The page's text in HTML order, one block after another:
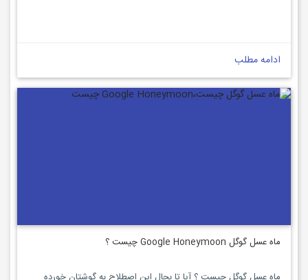
ادامه مطلب
ماه عسل گوگل Google Honeymoon چیست ؟